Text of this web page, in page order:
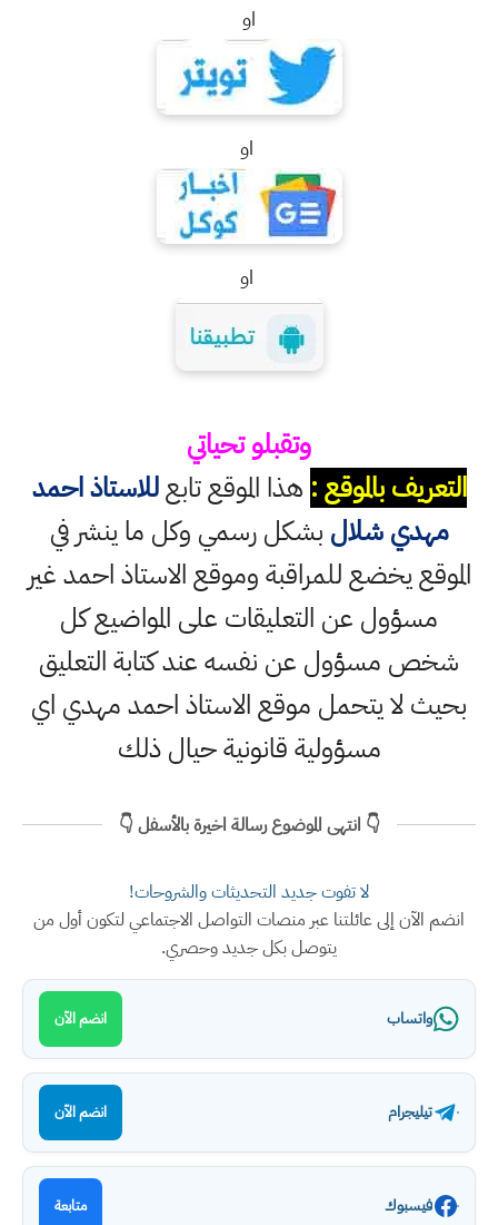
او
او
او
وتقبلو تحياتي
التعريف بالموقع : هذا الموقع تابعللاستاذ احمد
مهدي شلال بشكل رسمي وكل ما ينشر في
الموقع يخضع للمراقبة وموقع الاستاذ احمد غير
مسؤول عن التعليقات على المواضيع كل
شخص مسؤول عن نفسه عند كتابة التعليق
بحيث لا يتحمل موقع الاستاذ احمد مهدي اي
مسؤولية قانونية حيال ذلك
👇 انتهى الموضوع رسالة اخيرة بالأسفل 👇
لا تفوت جديد التحديثات والشروحات!
انضم الآن إلى عائلتنا عبر منصات التواصل الاجتماعي لتكون أول من
يتوصل بكل جديد وحصري.
واتساب انضم الآن
تيليجرام انضم الآن
فيسبوك متابعة